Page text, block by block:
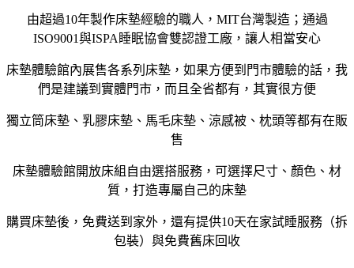
由超過10年製作床墊經驗的職人，MIT台灣製造；通過
ISO9001與ISPA睡眠協會雙認證工廠，讓人相當安心
床墊體驗館內展售各系列床墊，如果方便到門市體驗的話，我
們是建議到實體門市，而且全省都有，其實很方便
獨立筒床墊、乳膠床墊、馬毛床墊、涼感被、枕頭等都有在販
售
床墊體驗館開放床組自由選搭服務，可選擇尺寸、顏色、材
質，打造專屬自己的床墊
購買床墊後，免費送到家外，還有提供10天在家試睡服務（拆
包裝）與免費舊床回收